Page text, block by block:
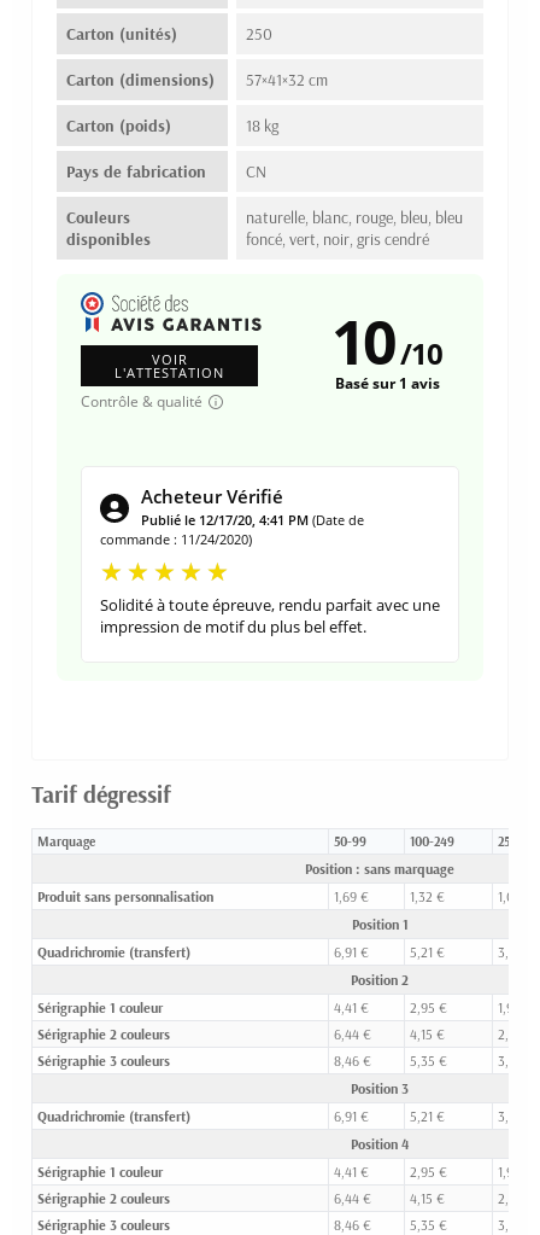
Carton (unités) 250
Carton (dimensions) 57×41×32 cm
Carton (poids) 18 kg
Pays de fabrication CN
Couleurs
disponibles
naturelle, blanc, rouge, bleu, bleu
foncé, vert, noir, gris cendré
VOIR
L'ATTESTATION
Contrôle & qualité
10/10
Basé sur 1 avis
Acheteur Vérifié
Publié le 12/17/20, 4:41 PM (Date de
commande : 11/24/2020)
Solidité à toute épreuve, rendu parfait avec une
impression de motif du plus bel effet.
Tarif dégressif
Marquage 50-99 100-249 250-
Position : sans marquage
Produit sans personnalisation
1,69 € 1,32 €
1,08 €
Position 1
Quadrichromie (transfert)
6,91 € 5,21 €
3,98 €
Position 2
Sérigraphie 1 couleur
4,41 € 2,95 €
1,99 €
Sérigraphie 2 couleurs
6,44 € 4,15 €
2,70 €
Sérigraphie 3 couleurs
8,46 € 5,35 €
3,42 €
Position 3
Quadrichromie (transfert)
6,91 € 5,21 €
3,98 €
Position 4
Sérigraphie 1 couleur
4,41 € 2,95 €
1,99 €
Sérigraphie 2 couleurs
6,44 € 4,15 €
2,70 €
Sérigraphie 3 couleurs
8,46 € 5,35 € 3,42 €